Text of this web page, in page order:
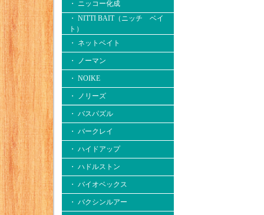
・ ニッコー化成
・ NITTI BAIT（ニッチ ベイ
ト）
・ ネットベイト
・ ノーマン
・ NOIKE
・ ノリーズ
・ バスパズル
・ バークレイ
・ ハイドアップ
・ ハドルストン
・ バイオベックス
・ バクシンルアー